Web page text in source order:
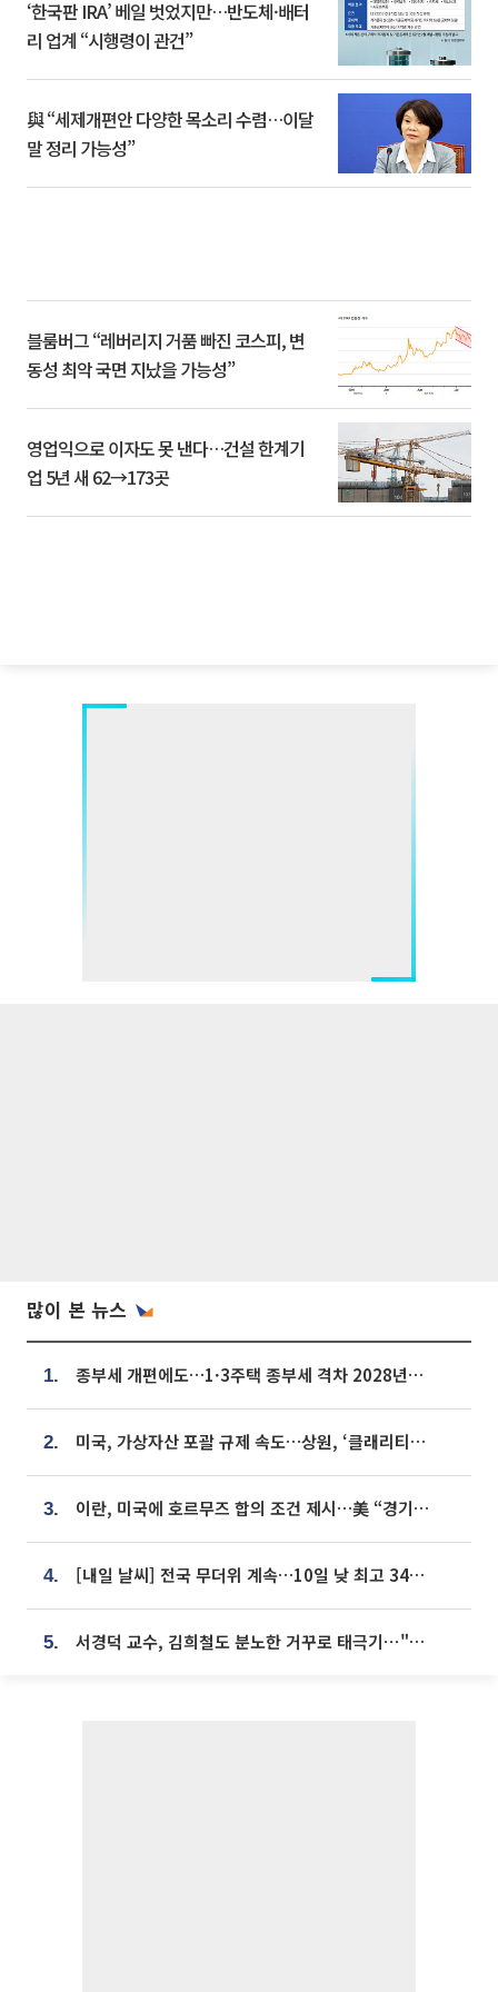
‘한국판 IRA’ 베일 벗었지만…반도체·배터
리 업계 “시행령이 관건”
與 “세제개편안 다양한 목소리 수렴…이달
말 정리 가능성”
블룸버그 “레버리지 거품 빠진 코스피, 변
동성 최악 국면 지났을 가능성”
영업익으로 이자도 못 낸다…건설 한계기
업 5년 새 62→173곳
많이 본 뉴스
1. 종부세 개편에도…1·3주택 종부세 격차 2028년부터 확대
2. 미국, 가상자산 포괄 규제 속도…상원, ‘클래리티법’ 9월 절차투표 추진
3. 이란, 미국에 호르무즈 합의 조건 제시…美 “경기 아직 안 끝나” [종합]
4. [내일 날씨] 전국 무더위 계속…10일 낮 최고 34도 육박
5. 서경덕 교수, 김희철도 분노한 거꾸로 태극기⋯"엉터리는 아냐, 아쉬울 뿐"